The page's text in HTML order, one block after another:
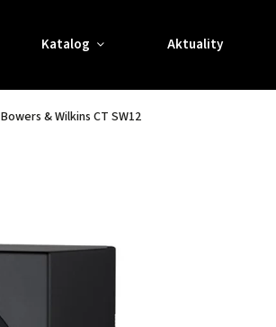
Katalog Aktuality
Bowers & Wilkins CT SW12